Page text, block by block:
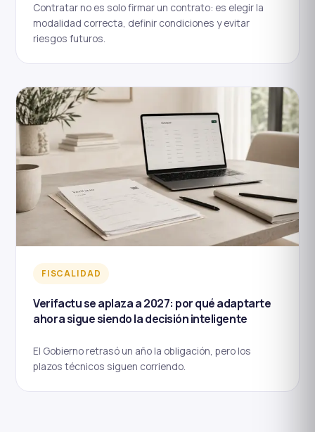
Contratar no es solo firmar un contrato: es elegir la
modalidad correcta, definir condiciones y evitar
riesgos futuros.
FISCALIDAD
Verifactu se aplaza a 2027: por qué adaptarte
ahora sigue siendo la decisión inteligente
El Gobierno retrasó un año la obligación, pero los
plazos técnicos siguen corriendo.